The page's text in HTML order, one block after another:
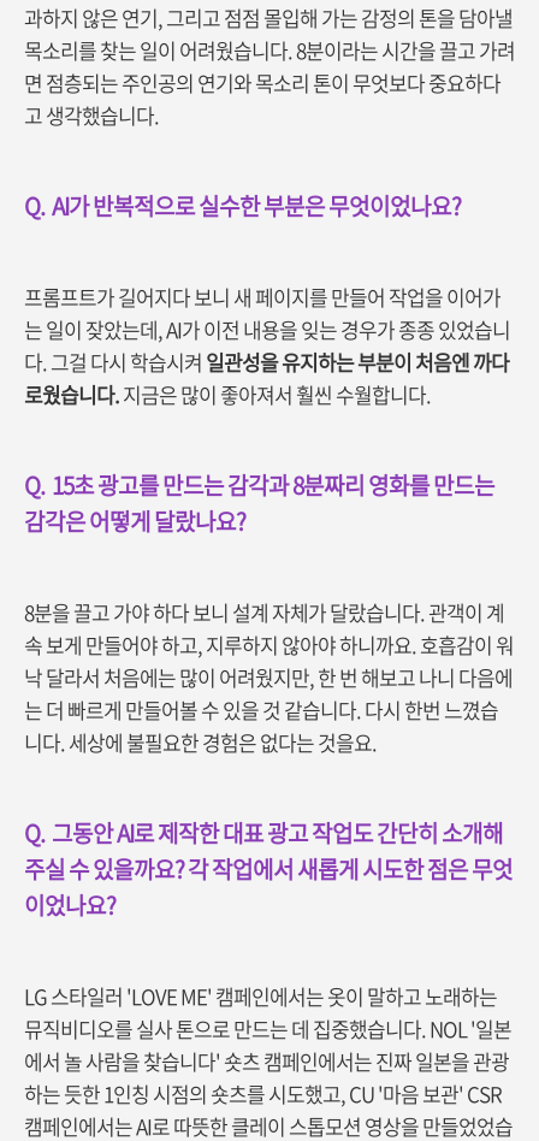
과하지 않은 연기, 그리고 점점 몰입해 가는 감정의 톤을 담아낼
목소리를 찾는 일이 어려웠습니다. 8분이라는 시간을 끌고 가려
면 점층되는 주인공의 연기와 목소리 톤이 무엇보다 중요하다
고 생각했습니다.
Q. AI가 반복적으로 실수한 부분은 무엇이었나요?
프롬프트가 길어지다 보니 새 페이지를 만들어 작업을 이어가
는 일이 잦았는데, AI가 이전 내용을 잊는 경우가 종종 있었습니
다. 그걸 다시 학습시켜 일관성을 유지하는 부분이 처음엔 까다
로웠습니다.지금은 많이 좋아져서 훨씬 수월합니다.
Q. 15초 광고를 만드는 감각과 8분짜리 영화를 만드는
감각은 어떻게 달랐나요?
8분을 끌고 가야 하다 보니 설계 자체가 달랐습니다. 관객이 계
속 보게 만들어야 하고, 지루하지 않아야 하니까요. 호흡감이 워
낙 달라서 처음에는 많이 어려웠지만, 한 번 해보고 나니 다음에
는 더 빠르게 만들어볼 수 있을 것 같습니다. 다시 한번 느꼈습
니다. 세상에 불필요한 경험은 없다는 것을요.
Q. 그동안 AI로 제작한 대표 광고 작업도 간단히 소개해
주실 수 있을까요? 각 작업에서 새롭게 시도한 점은 무엇
이었나요?
LG 스타일러 'LOVE ME' 캠페인에서는 옷이 말하고 노래하는
뮤직비디오를 실사 톤으로 만드는 데 집중했습니다. NOL '일본
에서 놀 사람을 찾습니다' 숏츠 캠페인에서는 진짜 일본을 관광
하는 듯한 1인칭 시점의 숏츠를 시도했고, CU '마음 보관' CSR
캠페인에서는 AI로 따뜻한 클레이 스톱모션 영상을 만들었었습